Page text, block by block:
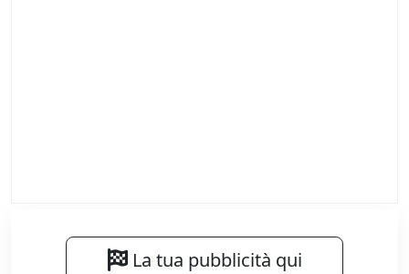
La tua pubblicità qui